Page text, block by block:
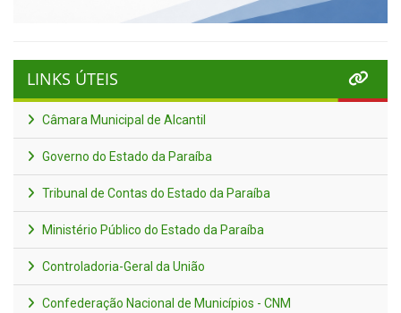
LINKS ÚTEIS
Câmara Municipal de Alcantil
Governo do Estado da Paraíba
Tribunal de Contas do Estado da Paraíba
Ministério Público do Estado da Paraíba
Controladoria-Geral da União
Confederação Nacional de Municípios - CNM